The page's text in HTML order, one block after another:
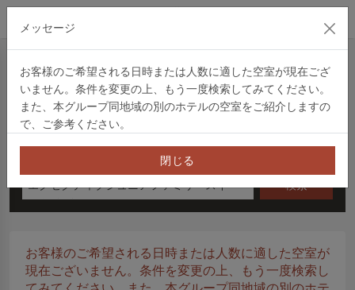
クイック予約 住宿券 プロモーションコード 信用卡優惠
チェックイン
日曜日
エグゼクティブジュニアファミリースイ
ート クイーン
検索
お客様のご希望される日時または人数に適した空室が
現在ございません。条件を変更の上、もう一度検索し
メッセージ
お客様のご希望される日時または人数に適した空室が現在ござ
いません。条件を変更の上、もう一度検索してみてください。
また、本グループ同地域の別のホテルの空室をご紹介しますの
で、ご参考ください。
閉じる